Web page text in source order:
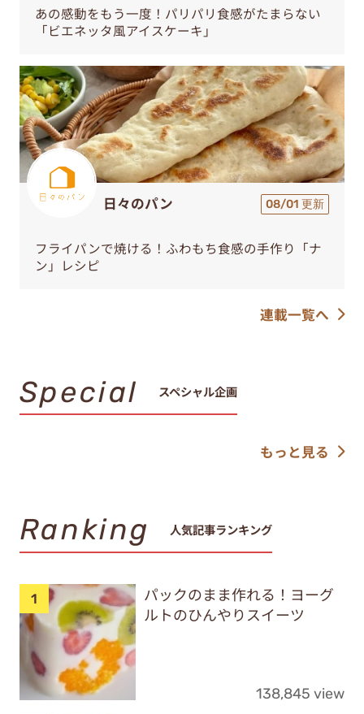
あの感動をもう一度！パリパリ食感がたまらない
「ビエネッタ風アイスケーキ」
日々のパン 08/01 更新
フライパンで焼ける！ふわもち食感の手作り「ナ
ン」レシピ
連載一覧へ
Special スペシャル企画
もっと見る
Ranking 人気記事ランキング
パックのまま作れる！ヨーグ
ルトのひんやりスイーツ
138,845 view